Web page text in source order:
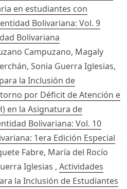
en estudiantes con
Bolivariana: Vol. 9
Bolivariana
Campuzano, Magaly
Sonia Guerra Iglesias,
la Inclusión de
por Déficit de Atención e
en la Asignatura de
Bolivariana: Vol. 10
1era Edición Especial
Fabre, María del Rocío
Iglesias , Actividades
la Inclusión de Estudiantes